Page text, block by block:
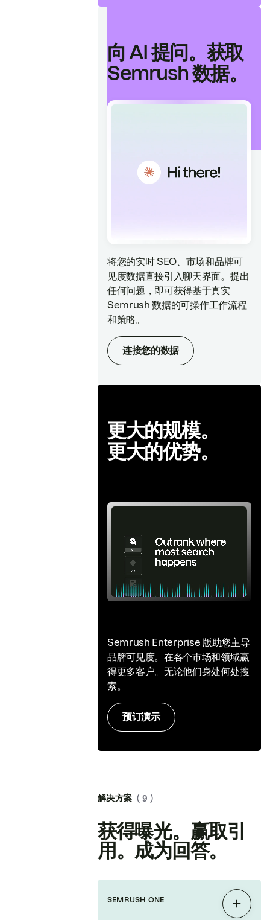
向 AI 提问。获取
Semrush 数据。
将您的实时 SEO、市场和品牌可
见度数据直接引入聊天界面。提出
任何问题，即可获得基于真实
Semrush 数据的可操作工作流程
和策略。
连接您的数据
更大的规模。
更大的优势。
Semrush Enterprise 版助您主导
品牌可见度。在各个市场和领域赢
得更多客户。无论他们身处何处搜
索。
预订演示
解决方案 ( 9 )
获得曝光。赢取引
用。成为回答。
SEMRUSH ONE
展开